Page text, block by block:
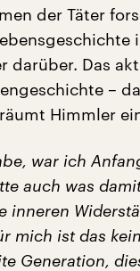
der Täter
darüber. Das
–
Himmler
war ich
auch was
inneren
mich ist das
Generation,